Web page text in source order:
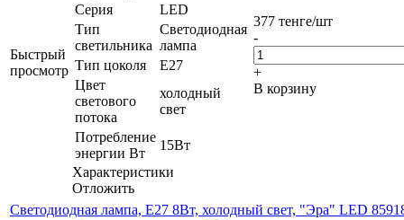
Быстрый
просмотр
Серия
LED
Тип
светильника
Светодиодная
лампа
Тип цоколя
E27
Цвет
светового
потока
холодный
свет
Потребление
энергии Вт
15Вт
Характеристики
Отложить
377 тенге/шт
-
+
В корзину
Светодиодная лампа, E27 8Вт, холодный свет, "Эра" LED